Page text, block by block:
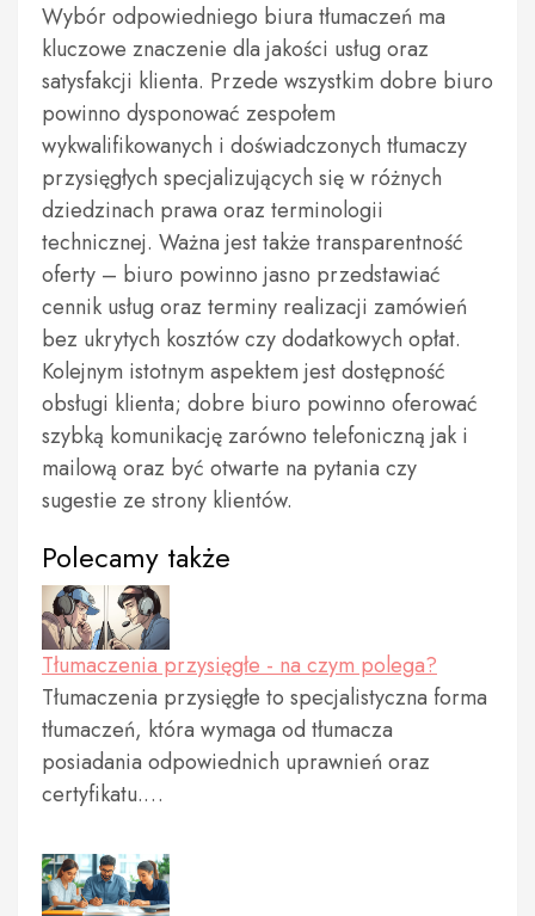
Wybór odpowiedniego biura tłumaczeń ma
kluczowe znaczenie dla jakości usług oraz
satysfakcji klienta. Przede wszystkim dobre biuro
powinno dysponować zespołem
wykwalifikowanych i doświadczonych tłumaczy
przysięgłych specjalizujących się w różnych
dziedzinach prawa oraz terminologii
technicznej. Ważna jest także transparentność
oferty – biuro powinno jasno przedstawiać
cennik usług oraz terminy realizacji zamówień
bez ukrytych kosztów czy dodatkowych opłat.
Kolejnym istotnym aspektem jest dostępność
obsługi klienta; dobre biuro powinno oferować
szybką komunikację zarówno telefoniczną jak i
mailową oraz być otwarte na pytania czy
sugestie ze strony klientów.
Polecamy także
Tłumaczenia przysięgłe - na czym polega?
Tłumaczenia przysięgłe to specjalistyczna forma
tłumaczeń, która wymaga od tłumacza
posiadania odpowiednich uprawnień oraz
certyfikatu.…